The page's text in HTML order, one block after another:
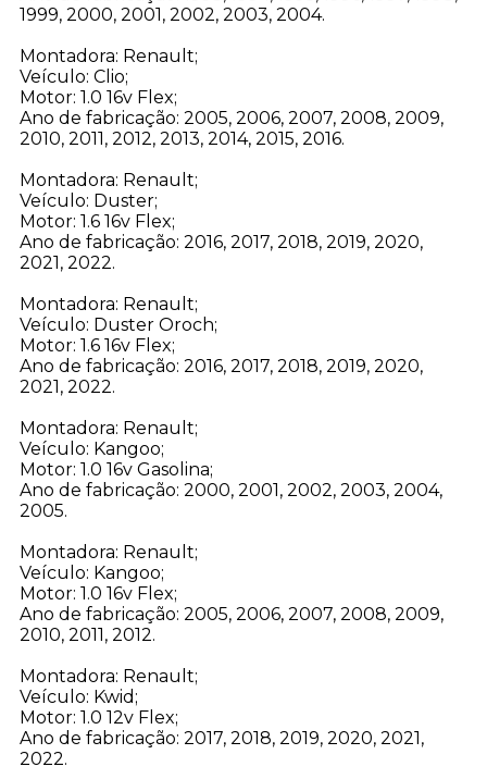
1999, 2000, 2001, 2002, 2003, 2004.
Montadora: Renault;
Veículo: Clio;
Motor: 1.0 16v Flex;
Ano de fabricação: 2005, 2006, 2007, 2008, 2009,
2010, 2011, 2012, 2013, 2014, 2015, 2016.
Montadora: Renault;
Veículo: Duster;
Motor: 1.6 16v Flex;
Ano de fabricação: 2016, 2017, 2018, 2019, 2020,
2021, 2022.
Montadora: Renault;
Veículo: Duster Oroch;
Motor: 1.6 16v Flex;
Ano de fabricação: 2016, 2017, 2018, 2019, 2020,
2021, 2022.
Montadora: Renault;
Veículo: Kangoo;
Motor: 1.0 16v Gasolina;
Ano de fabricação: 2000, 2001, 2002, 2003, 2004,
2005.
Montadora: Renault;
Veículo: Kangoo;
Motor: 1.0 16v Flex;
Ano de fabricação: 2005, 2006, 2007, 2008, 2009,
2010, 2011, 2012.
Montadora: Renault;
Veículo: Kwid;
Motor: 1.0 12v Flex;
Ano de fabricação: 2017, 2018, 2019, 2020, 2021,
2022.